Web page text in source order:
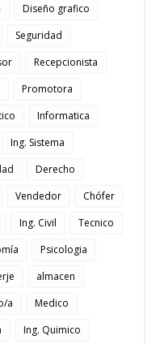
Diseño grafico
Seguridad
Recepcionista
Promotora
Informatica
Ing. Sistema
Derecho
Vendedor
Chófer
Ing. Civil
Tecnico
Psicologia
almacen
a
Medico
Ing. Quimico